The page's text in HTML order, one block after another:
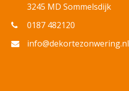
3245 MD Sommelsdijk
0187 482120
info@dekortezonwering.nl